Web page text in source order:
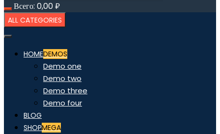
Всего: 0,00₽
ALL CATEGORIES
HOMEDEMOS
Demo one
Demo two
Demo three
Demo four
BLOG
SHOPMEGA